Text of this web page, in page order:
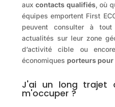
aux contacts qualifiés, où
équipes emportent First
peuvent consulter à
actualités sur leur zone
d’activité cible ou
économiques porteurs
J'ai un long trajet
m'occuper ?